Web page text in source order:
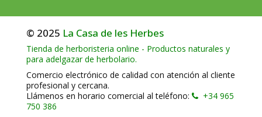
© 2025 La Casa de les Herbes
Tienda de herboristeria online - Productos naturales y
para adelgazar de herbolario.
Comercio electrónico de calidad con atención al cliente
profesional y cercana.
Llámenos en horario comercial al teléfono:
+34 965
750 386